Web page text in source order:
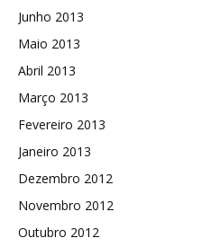
Junho 2013
Maio 2013
Abril 2013
Março 2013
Fevereiro 2013
Janeiro 2013
Dezembro 2012
Novembro 2012
Outubro 2012